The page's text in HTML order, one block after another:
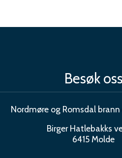
Besøk oss
Nordmøre og Romsdal brann
Birger Hatlebakks
6415 Molde